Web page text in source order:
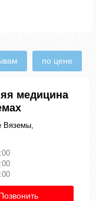
по цене
медицина
Вяземы,